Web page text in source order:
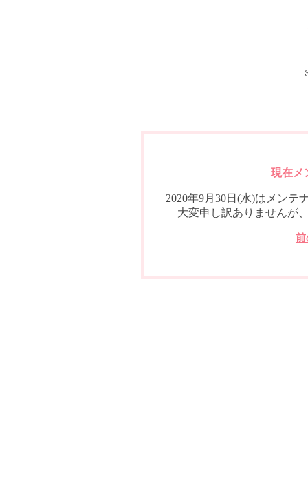
現在メ
2020年9月30日(水)はメンテ
大変申し訳ありませんが
前